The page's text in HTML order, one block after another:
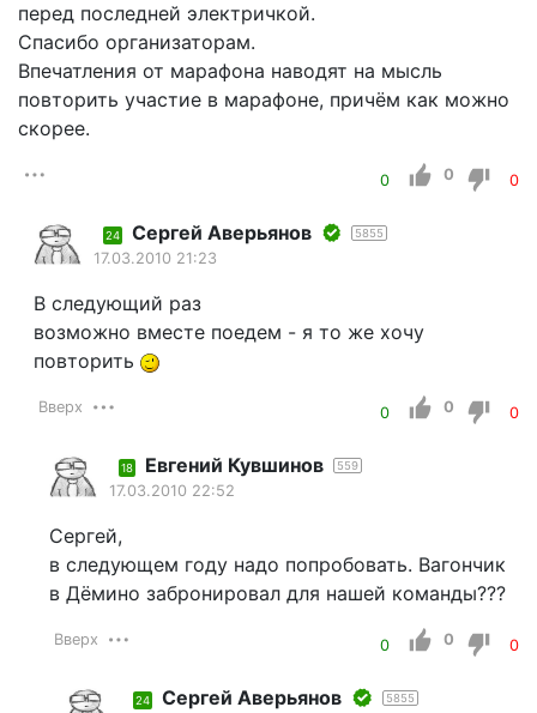
перед последней электричкой.
Спасибо организаторам.
Впечатления от марафона наводят на мысль
повторить участие в марафоне, причём как можно
скорее.
0 0 0
24 Сергей Аверьянов 5855
17.03.2010 21:23
В следующий раз
возможно вместе поедем - я то же хочу
повторить
Вверх 0 0 0
18 Евгений Кувшинов 559
17.03.2010 22:52
Сергей,
в следующем году надо попробовать. Вагончик
в Дёмино забронировал для нашей команды???
Вверх 0 0 0
24 Сергей Аверьянов 5855